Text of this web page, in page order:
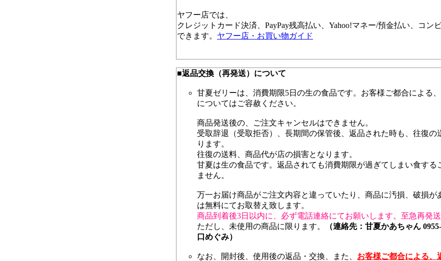
ヤフー店では、
クレジットカード決済、PayPay残高払い、Yahoo!マネー/預金払い、コン
できます。 ヤフー店・お買い物ガイド
■返品交換（再発送）について
甘夏ゼリーは、消費期限5日の生の食品です。お客様ご都合による
についてはご容赦ください。
商品発送後の、ご注文キャンセルはできません。
受取辞退（受取拒否）、長期間の保管後、返品された時も、往復の
ります。
往復の送料、商品代が店の損害となります。
甘夏は生の食品です。返品されても消費期限が過ぎてしまい食する
ません。
万一お届け商品がご注文内容と違っていたり、商品に汚損、破損が
は無料にてお取替え致します。
商品到着後3日以内に、必ず電話連絡にてお願いします。至急再発送
ただし、未使用の商品に限ります。
（連絡先：甘夏かあちゃん
口めぐみ）
なお、開封後、使用後の返品・交換、また、 お客様ご都合による、